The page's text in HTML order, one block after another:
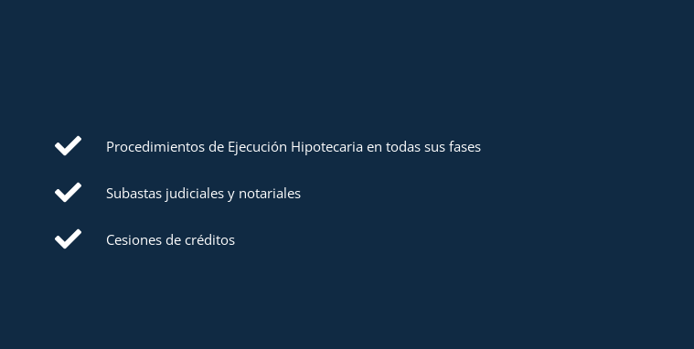
Procedimientos de Ejecución Hipotecaria en todas sus fases
Subastas judiciales y notariales
Cesiones de créditos